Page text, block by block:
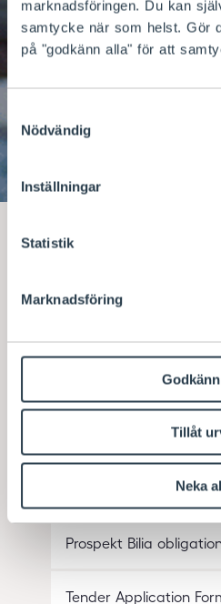
marknadsföringen. Du kan
samtycke när som helst. Gör
på "godkänn alla" för att
Nödvändig
Inställningar
Statistik
Marknadsföring
Tillåt
Neka
Bonds
Prospekt Bilia
Tender Application